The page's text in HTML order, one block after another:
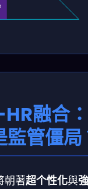
融合
監管僵局
朝著超个性化與